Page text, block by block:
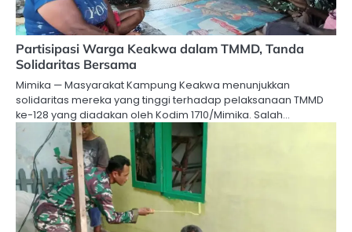
Partisipasi Warga Keakwa dalam TMMD, Tanda
Solidaritas Bersama
Mimika — Masyarakat Kampung Keakwa menunjukkan
solidaritas mereka yang tinggi terhadap pelaksanaan TMMD
ke-128 yang diadakan oleh Kodim 1710/Mimika. Salah…